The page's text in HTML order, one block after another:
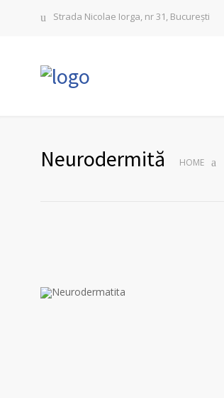
Strada Nicolae Iorga, nr 31, București
Neurodermită HOME